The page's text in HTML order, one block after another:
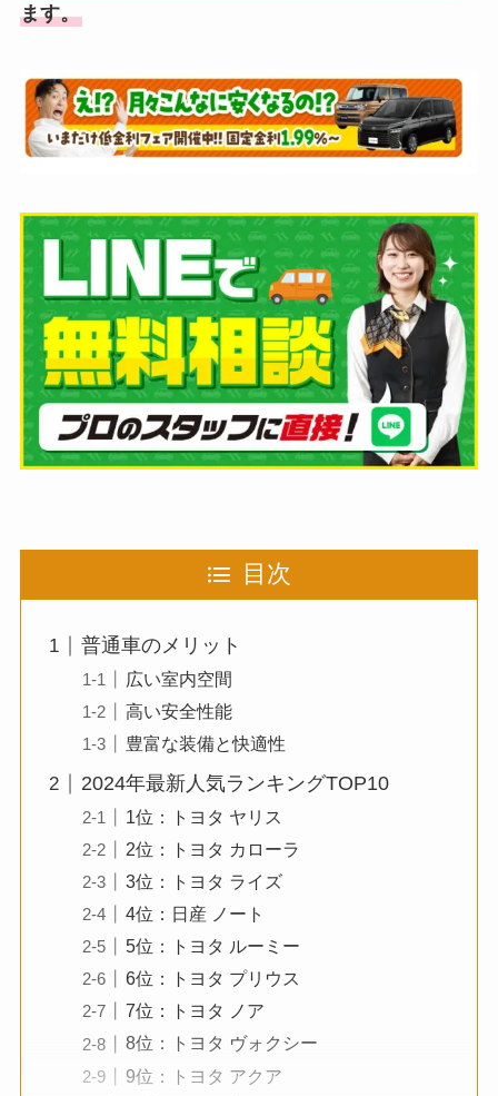
ます。
目次
普通車のメリット
広い室内空間
高い安全性能
豊富な装備と快適性
2024年最新人気ランキングTOP10
1位：トヨタ ヤリス
2位：トヨタ カローラ
3位：トヨタ ライズ
4位：日産 ノート
5位：トヨタ ルーミー
6位：トヨタ プリウス
7位：トヨタ ノア
8位：トヨタ ヴォクシー
9位：トヨタ アクア